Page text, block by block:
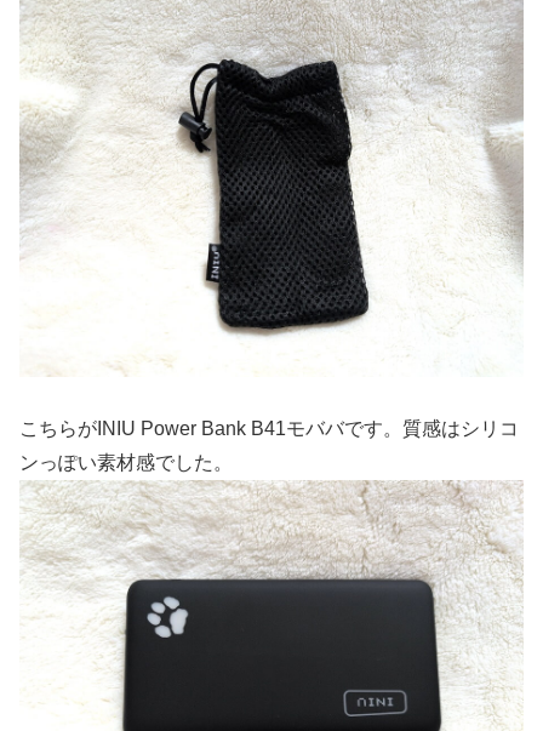
こちらがINIU Power Bank B41モババです。質感はシリコ
ンっぽい素材感でした。